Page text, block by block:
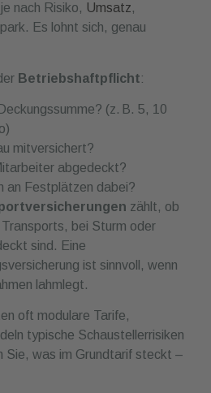
nach Risiko, Umsatz,
Es lohnt sich, genau
Betriebshaftpflicht:
(z. B. 5, 10
mitversichert?
abgedeckt?
an Festplätzen dabei?
zählt, ob
bei Sturm oder
sind. Eine
ist sinnvoll, wenn
lahmlegt.
oft modulare Tarife,
typische Schaustellerrisiken
Sie, was im Grundtarif steckt –